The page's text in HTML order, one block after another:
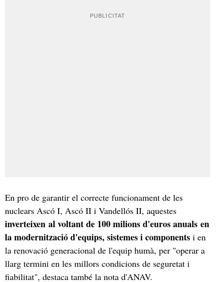
En pro de garantir el correcte funcionament de les
nuclears Ascó I, Ascó II i Vandellós II, aquestes
inverteixen al voltant de 100 milions d'euros anuals en
la modernització d'equips, sistemes i components i en
la renovació generacional de l'equip humà, per "operar a
llarg termini en les millors condicions de seguretat i
fiabilitat", destaca també la nota d'ANAV.